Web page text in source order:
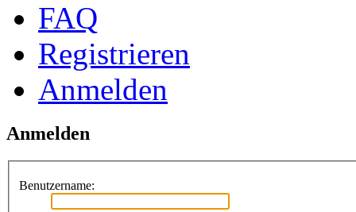
FAQ
Registrieren
Anmelden
Anmelden
Benutzername: